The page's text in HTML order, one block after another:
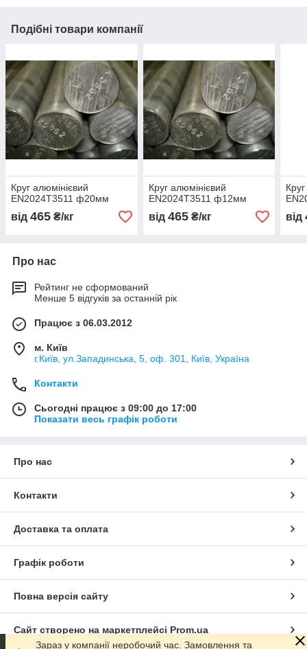
Подібні товари компанії
Круг алюмінієвий
EN2024T3511 ф20мм
від 465 ₴/кг
Круг алюмінієвий
EN2024T3511 ф12мм
від 465₴/кг від
Про нас
Рейтинг не сформований
Менше 5 відгуків за останній рік
Працює з 06.03.2012
м. Київ
г.Київ, ул.Западинська, 5, оф. 301, Київ, Україна
Контакти
Сьогодні працює з 09:00 до 17:00
Показати весь графік роботи
Про нас
Контакти
Доставка та оплата
Графік роботи
Повна версія сайту
Сайт створено на маркетплейсі Prom.ua
Зараз у компанії неробочий час. Замовлення та